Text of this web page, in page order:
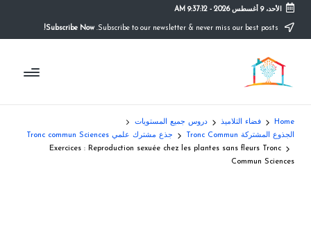
content
الأحد، 9 أغسطس 2026 -
9:37:13 AM
Subscribe Now!
م
و
ق
ع
ال
التعليم
الصريح
Home فضاء التلاميذ
دروس جميع المستويات
الجذوع المشتركة Tronc Commun
جذع مشترك علمي Tronc commun Sciences
Exercices : Reproduction sexuée chez les plantes sans fleurs Tronc
Commun Sciences